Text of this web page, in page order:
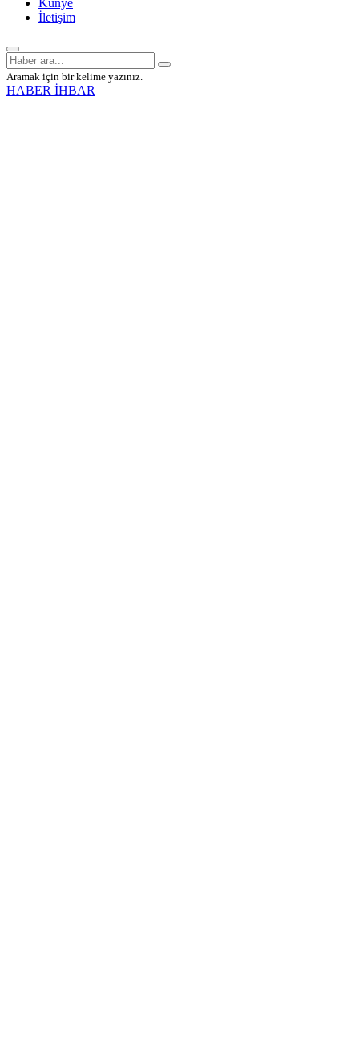
Künye
İletişim
Aramak için bir kelime yazınız.
HABER İHBAR